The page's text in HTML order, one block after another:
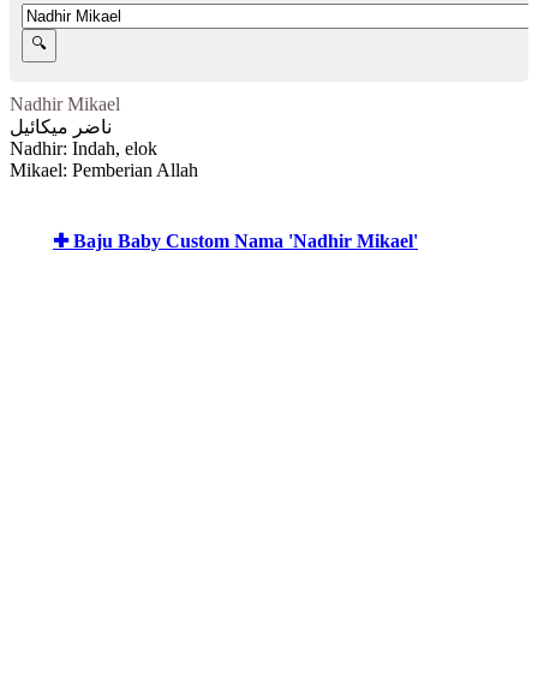
Nadhir Mikael
ناضر ميكائيل
Nadhir: Indah, elok
Mikael: Pemberian Allah
✚ Baju Baby Custom Nama 'Nadhir Mikael'